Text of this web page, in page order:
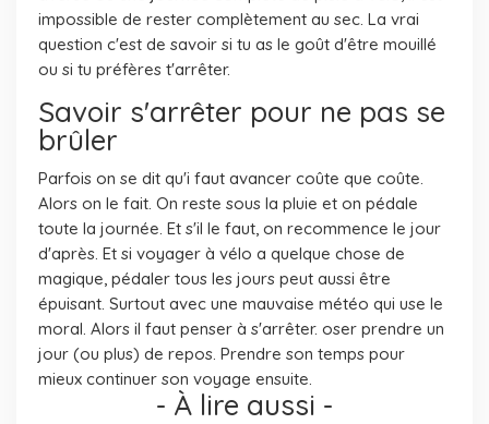
impossible de rester complètement au sec. La vrai
question c'est de savoir si tu as le goût d'être mouillé
ou si tu préfères t'arrêter.
Savoir s'arrêter pour ne pas se
brûler
Parfois on se dit qu'i faut avancer coûte que coûte.
Alors on le fait. On reste sous la pluie et on pédale
toute la journée. Et s'il le faut, on recommence le jour
d'après. Et si voyager à vélo a quelque chose de
magique, pédaler tous les jours peut aussi être
épuisant. Surtout avec une mauvaise météo qui use le
moral. Alors il faut penser à s'arrêter. oser prendre un
jour (ou plus) de repos. Prendre son temps pour
mieux continuer son voyage ensuite.
- À lire aussi -